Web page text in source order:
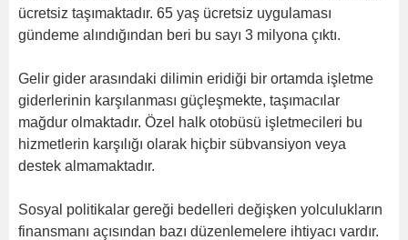
ücretsiz taşımaktadır. 65 yaş ücretsiz uygulaması
gündeme alındığından beri bu sayı 3 milyona çıktı.
Gelir gider arasındaki dilimin eridiği bir ortamda işletme
giderlerinin karşılanması güçleşmekte, taşımacılar
mağdur olmaktadır. Özel halk otobüsü işletmecileri bu
hizmetlerin karşılığı olarak hiçbir sübvansiyon veya
destek almamaktadır.
Sosyal politikalar gereği bedelleri değişken yolculukların
finansmanı açısından bazı düzenlemelere ihtiyacı vardır.